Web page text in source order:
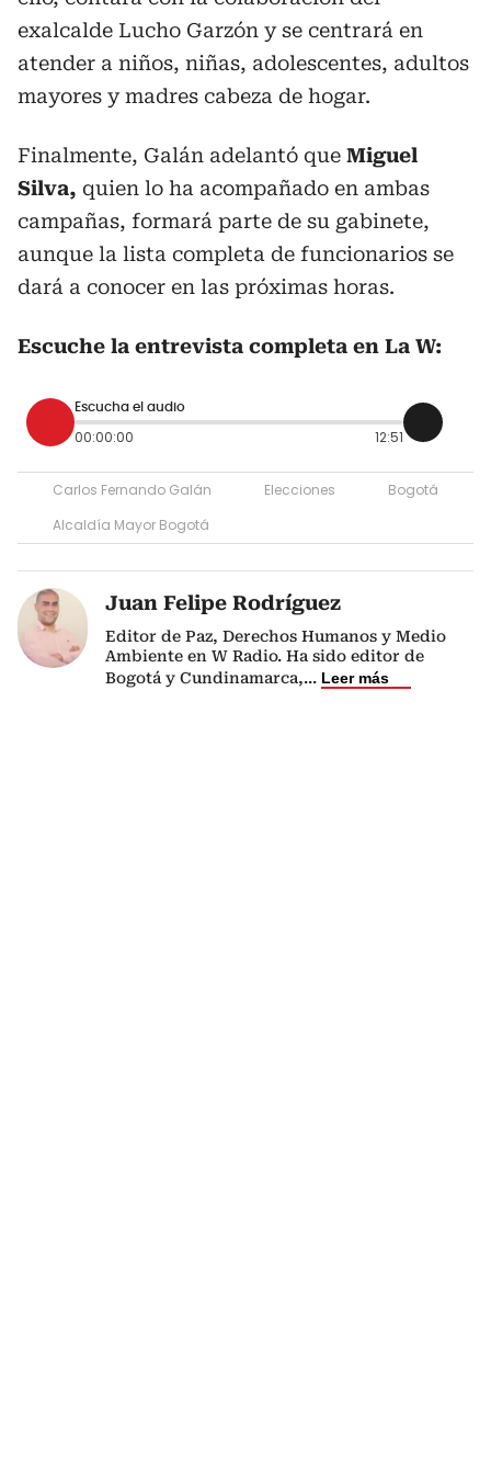
exalcalde Lucho Garzón y se centrará en
atender a niños, niñas, adolescentes, adultos
mayores y madres cabeza de hogar.
Finalmente, Galán adelantó que Miguel
Silva, quien lo ha acompañado en ambas
campañas, formará parte de su gabinete,
aunque la lista completa de funcionarios se
dará a conocer en las próximas horas.
Escuche la entrevista completa en La W:
Escucha el audio
00:00:00 12:51
Carlos Fernando Galán Elecciones
Bogotá
Alcaldía Mayor Bogotá
Juan Felipe Rodríguez
Editor de Paz, Derechos Humanos y Medio
Ambiente en W Radio. Ha sido editor de
Bogotá y Cundinamarca,... Leer más